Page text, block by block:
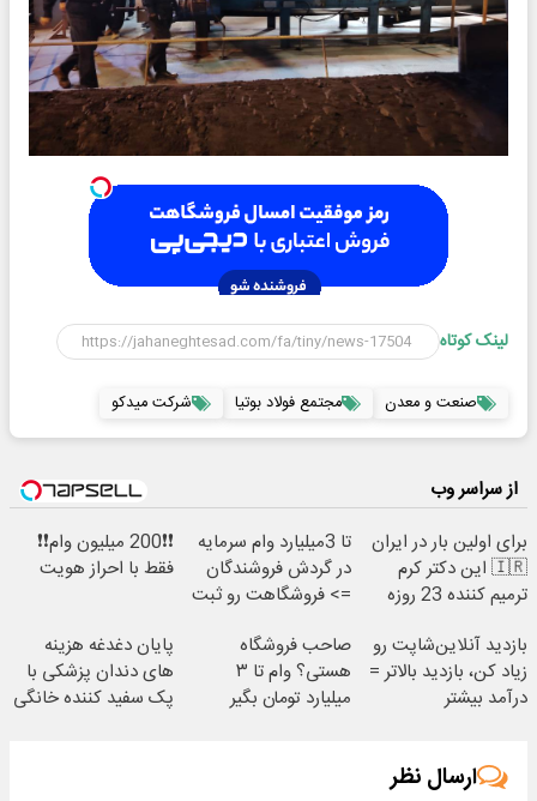
لینک کوتاه
صنعت و معدن مجتمع فولاد بوتیا شرکت میدکو
از سراسر وب
برای اولین بار در ایران
🇮🇷 این دکتر کرم
ترمیم کننده 23 روزه
تا 3میلیارد وام سرمایه
در گردش فروشندگان
=> فروشگاهت رو ثبت
❗❗200 میلیون وام❗❗
فقط با احراز هویت
بازدید آنلاین‌شاپت رو
زیاد کن، بازدید بالاتر =
درآمد بیشتر
صاحب فروشگاه
هستی؟ وام تا ۳
میلیارد تومان بگیر
پایان دغدغه هزینه
های دندان پزشکی با
پک سفید کننده خانگی
ارسال نظر